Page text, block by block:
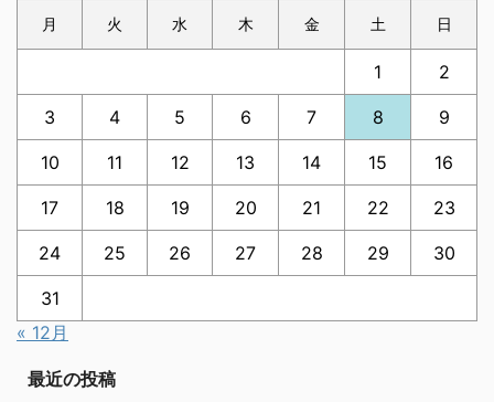
月 火 水 木 金 土 日
1 2
3 4 5 6 7 8 9
10 11 12 13 14 15 16
17 18 19 20 21 22 23
24 25 26 27 28 29 30
31
« 12月
最近の投稿